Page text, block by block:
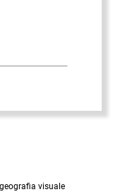
visuale